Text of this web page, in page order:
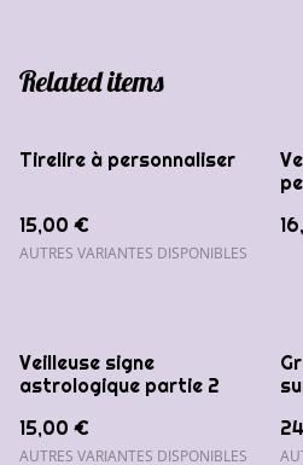
Related items
Tirelire à personnaliser
15,00 €
AUTRES VARIANTES DISPONIBLES
Veilleuse signe
astrologique partie 2
15,00 €
AUTRES VARIANTES DISPONIBLES